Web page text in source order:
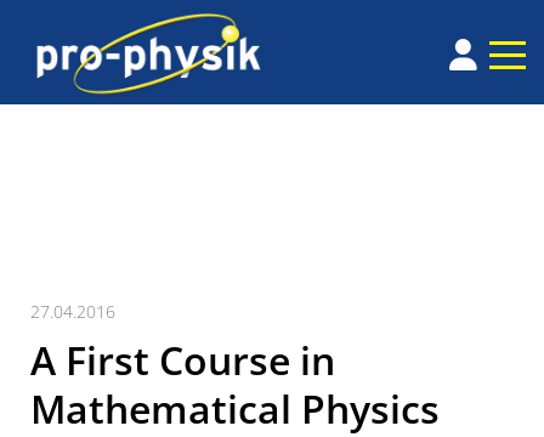
27.04.2016
A First Course in
Mathematical Physics